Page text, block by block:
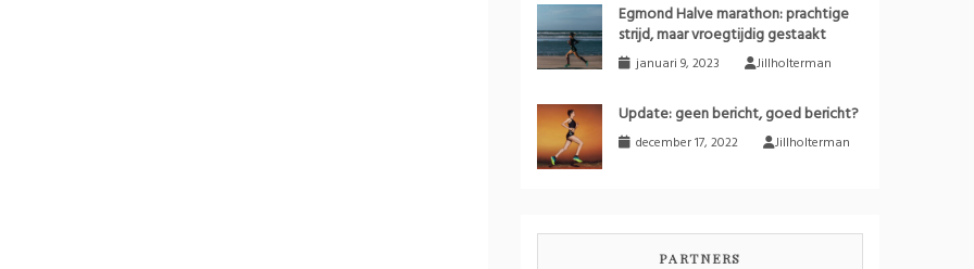
Egmond Halve marathon: prachtige
strijd, maar vroegtijdig gestaakt
januari 9, 2023 Jillholterman
Update: geen bericht, goed bericht?
december 17, 2022 Jillholterman
PARTNERS